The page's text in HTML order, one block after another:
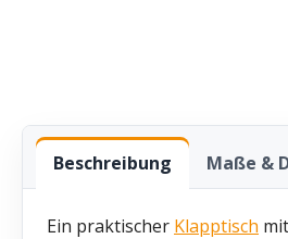
Beschreibung Maße &
Ein praktischer Klapptisch